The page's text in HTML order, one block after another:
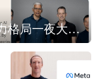
谷歌AI权力格局一夜大洗牌